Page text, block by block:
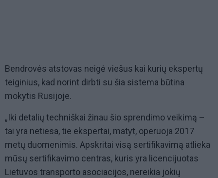
Bendrovės atstovas neigė viešus kai kurių ekspertų
teiginius, kad norint dirbti su šia sistema būtina
mokytis Rusijoje.
„Iki detalių techniškai žinau šio sprendimo veikimą –
tai yra netiesa, tie ekspertai, matyt, operuoja 2017
metų duomenimis. Apskritai visą sertifikavimą atlieka
mūsų sertifikavimo centras, kuris yra licencijuotas
Lietuvos transporto asociacijos, nereikia jokių